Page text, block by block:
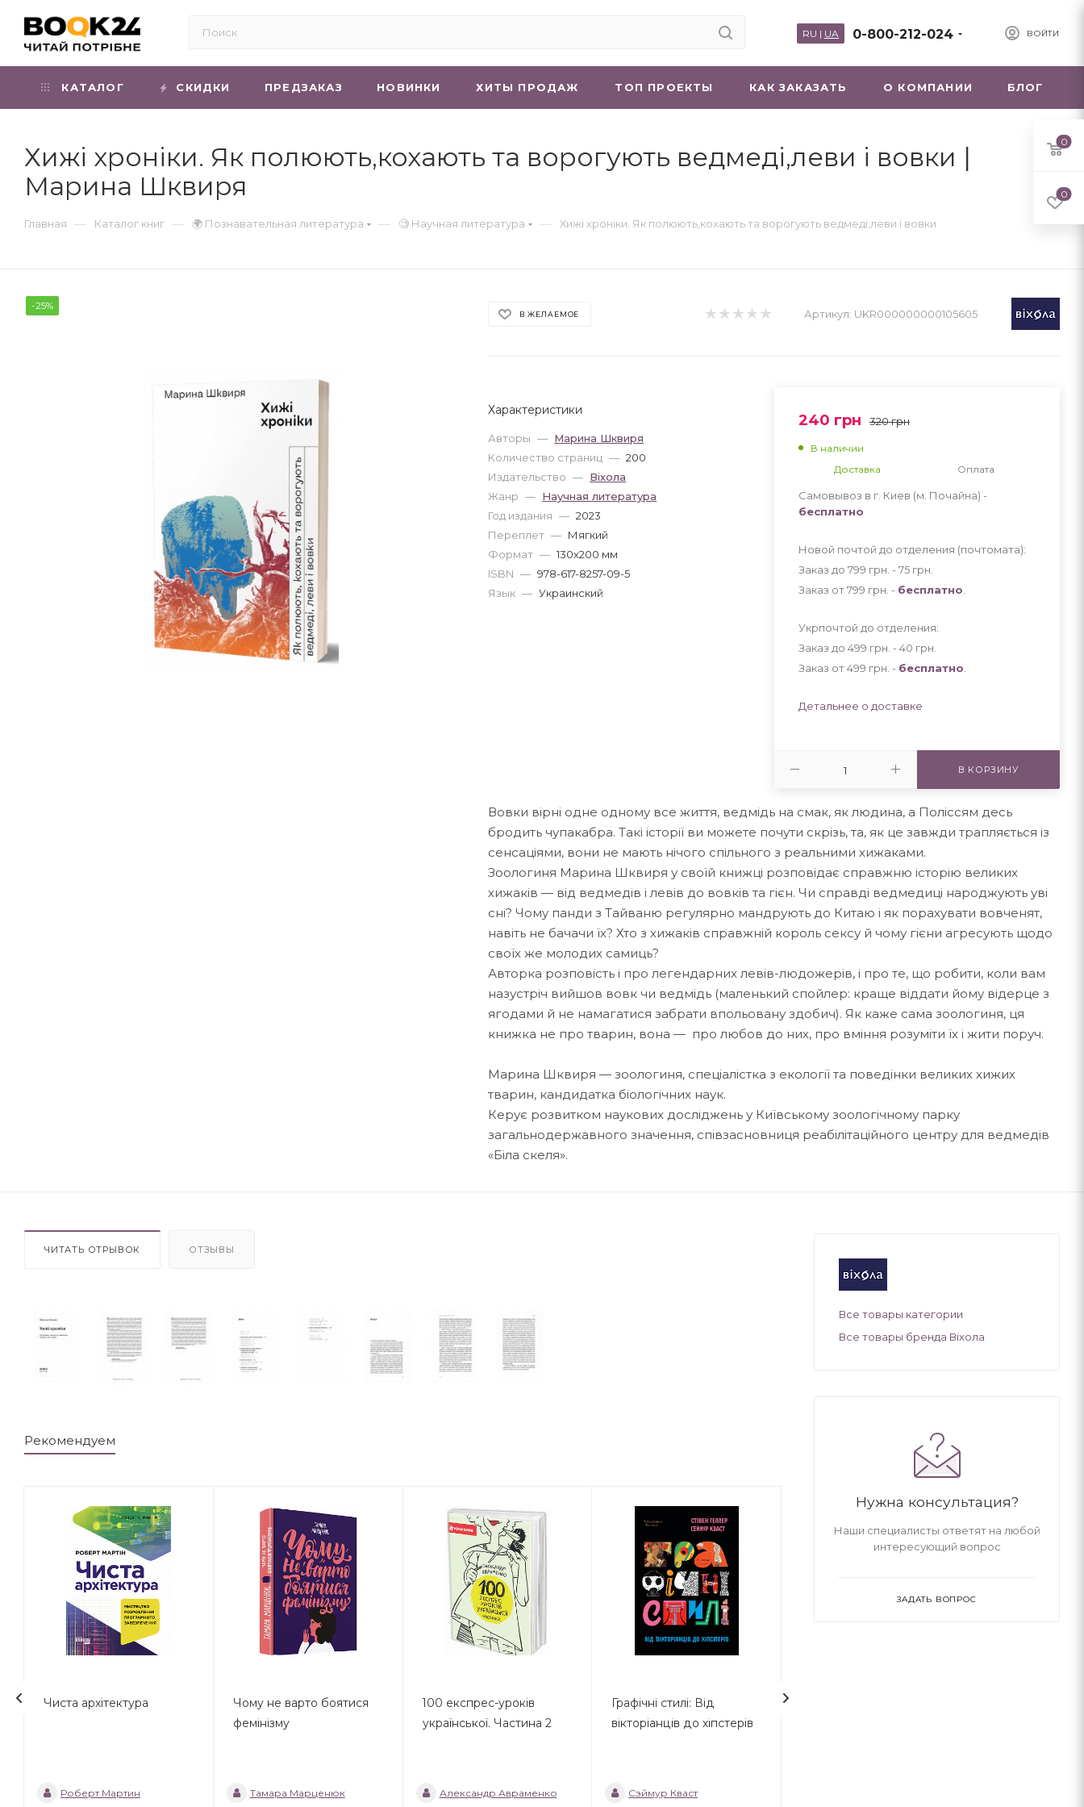
ВОЙТИ
0-800-212-024
RU | UA
КАТАЛОГ СКИДКИ ПРЕДЗАКАЗ НОВИНКИ ХИТЫ ПРОДАЖ ТОП ПРОЕКТЫ КАК ЗАКАЗАТЬ О КОМПАНИИ БЛОГ
Хижі хроніки. Як полюють,кохають та ворогують ведмеді,леви і вовки |
Марина Шквиря
Главная — Каталог книг — 🌍 Познавательная литература — 🧐 Научная литература — Хижі хроніки. Як полюють,кохають та ворогують ведмеді,леви і вовки
-25%
В ЖЕЛАЕМОЕ Артикул: UKR000000000105605
Характеристики
Авторы — Марина Шквиря
Количество страниц — 200
Издательство — Віхола
Жанр — Научная литература
Год издания — 2023
Переплет — Мягкий
Формат — 130x200 мм
ISBN — 978-617-8257-09-5
Язык — Украинский
240 грн 320грн
В наличии
Доставка
Оплата
Самовывоз в г. Киев (м. Почайна) -
бесплатно
Новой почтой до отделения (почтомата):
Заказ до 799 грн. - 75 грн
Заказ от 799 грн. - бесплатно
Укрпочтой до отделения:
Заказ до 499 грн. - 40 грн
Заказ от 499 грн. - бесплатно
Детальнее о доставке
В КОРЗИНУ
Вовки вірні одне одному все життя, ведмідь на смак, як людина, а Поліссям десь
бродить чупакабра. Такі історії ви можете почути скрізь, та, як це завжди трапляється із
сенсаціями, вони не мають нічого спільного з реальними хижаками.
Зоологиня Марина Шквиря у своїй книжці розповідає справжню історію великих
хижаків — від ведмедів і левів до вовків та гієн. Чи справді ведмедиці народжують уві
сні? Чому панди з Тайваню регулярно мандрують до Китаю і як порахувати вовченят,
навіть не бачачи їх? Хто з хижаків справжній король сексу й чому гієни агресують щодо
своїх же молодих самиць?
Авторка розповість і про легендарних левів-людожерів, і про те, що робити, коли вам
назустріч вийшов вовк чи ведмідь (маленький спойлер: краще віддати йому відерце з
ягодами й не намагатися забрати впольовану здобич). Як каже сама зоологиня, ця
книжка не про тварин, вона — про любов до них, про вміння розуміти їх і жити поруч.
Марина Шквиря — зоологиня, спеціалістка з екології та поведінки великих хижих
тварин, кандидатка біологічних наук.
Керує розвитком наукових досліджень у Київському зоологічному парку
загальнодержавного значення, співзасновниця реабілітаційного центру для ведмедів
«Біла скеля».
ЧИТАТЬ ОТРЫВОК ОТЗЫВЫ
Рекомендуем
Чиста архітектура
Роберт Мартин
Чому не варто боятися
фемінізму
Тамара Марценюк
100 експрес-уроків
української. Частина 2
Александр Авраменко
Графічні стилі: Від
вікторіанців до хіпстерів
Сэймур Кваст
Все товары категории
Все товары бренда Віхола
Нужна консультация?
Наши специалисты ответят на любой
интересующий вопрос
ЗАДАТЬ ВОПРОС
0
0